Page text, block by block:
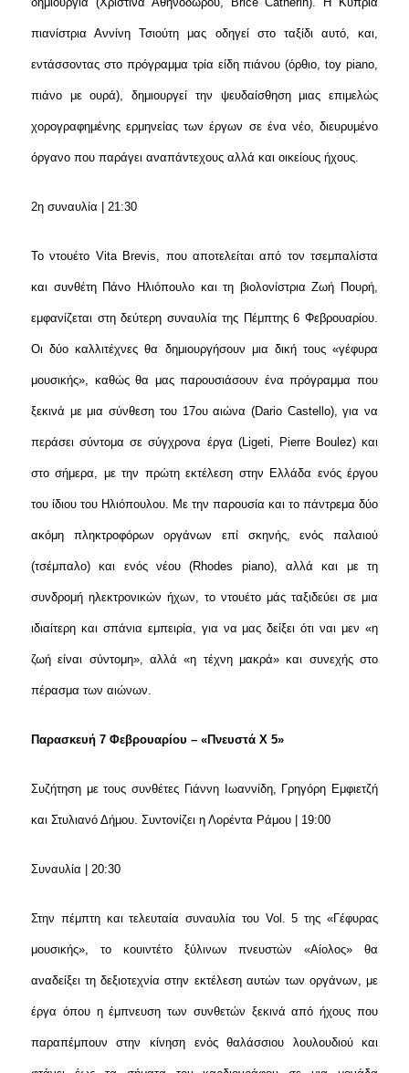
πιανίστρια Αννίνη Τσιούτη μας οδηγεί στο ταξίδι αυτό, και,
εντάσσοντας στο πρόγραμμα τρία είδη πιάνου (όρθιο, toy piano,
πιάνο με ουρά), δημιουργεί την ψευδαίσθηση μιας επιμελώς
χορογραφημένης ερμηνείας των έργων σε ένα νέο, διευρυμένο
όργανο που παράγει αναπάντεχους αλλά και οικείους ήχους.
2η συναυλία | 21:30
Το ντουέτο Vita Brevis, που αποτελείται από τον τσεμπαλίστα
και συνθέτη Πάνο Ηλιόπουλο και τη βιολονίστρια Ζωή Πουρή,
εμφανίζεται στη δεύτερη συναυλία της Πέμπτης 6 Φεβρουαρίου.
Οι δύο καλλιτέχνες θα δημιουργήσουν μια δική τους «γέφυρα
μουσικής», καθώς θα μας παρουσιάσουν ένα πρόγραμμα που
ξεκινά με μια σύνθεση του 17ου αιώνα (Dario Castello), για να
περάσει σύντομα σε σύγχρονα έργα (Ligeti Pierre Boulez) και
στο σήμερα, με την πρώτη εκτέλεση στην Ελλάδα ενός έργου
του ίδιου του Ηλιόπουλου. Με την παρουσία και το πάντρεμα δύο
ακόμη πληκτροφόρων οργάνων επί σκηνής, ενός παλαιού
(τσέμπαλο) και ενός νέου (Rhodes piano), αλλά και με τη
συνδρομή ηλεκτρονικών ήχων, το ντουέτο μάς ταξιδεύει σε μια
ιδιαίτερη και σπάνια εμπειρία, για να μας δείξει ότι ναι μεν «η
ζωή είναι σύντομη», αλλά «η τέχνη μακρά» και συνεχής στο
πέρασμα των αιώνων.
Παρασκευή 7 Φεβρουαρίου – «Πνευστά Χ 5»
Συζήτηση με τους συνθέτες Γιάννη Ιωαννίδη, Γρηγόρη Εμφιετζή
και Στυλιανό Δήμου. Συντονίζει η Λορέντα Ράμου | 19:00
Συναυλία | 20:30
Στην πέμπτη και τελευταία συναυλία του Vol. 5 της «Γέφυρας
μουσικής», το κουιντέτο ξύλινων πνευστών «Αίολος» θα
αναδείξει τη δεξιοτεχνία στην εκτέλεση αυτών των οργάνων, με
έργα όπου η έμπνευση των συνθετών ξεκινά από ήχους που
παραπέμπουν στην κίνηση ενός θαλάσσιου λουλουδιού και